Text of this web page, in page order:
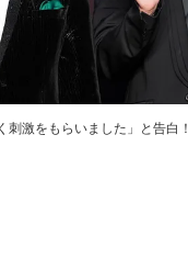
刺激をもらいました」と告白！